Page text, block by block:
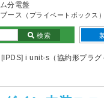
分電盤
ース （プライベートボックス）
検索
i unit-s（協約形プラ